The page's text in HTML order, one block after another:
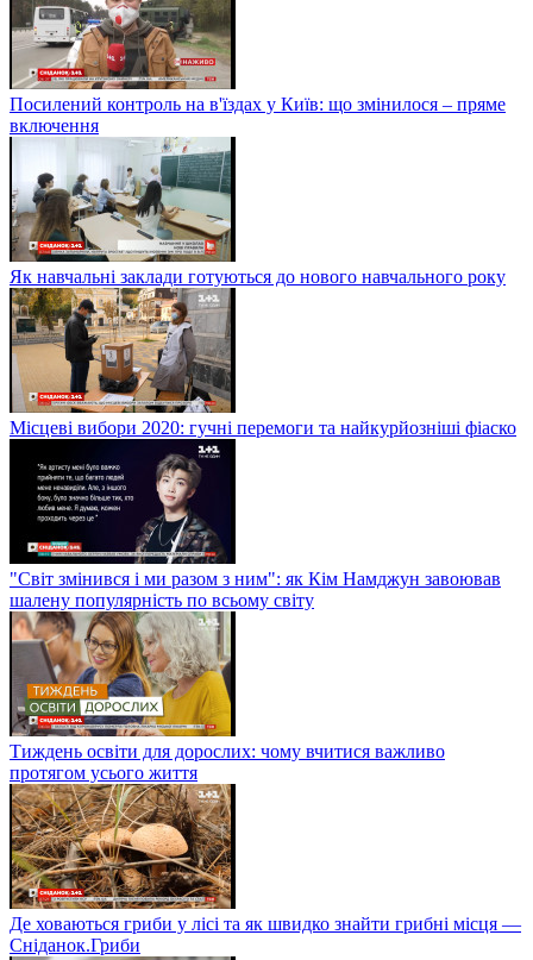
Посилений контроль на в'їздах у Київ: що змінилося – пряме
включення
Як навчальні заклади готуються до нового навчального року
Місцеві вибори 2020: гучні перемоги та найкурйозніші фіаско
"Світ змінився і ми разом з ним": як Кім Намджун завоював
шалену популярність по всьому світу
Тиждень освіти для дорослих: чому вчитися важливо
протягом усього життя
Де ховаються гриби у лісі та як швидко знайти грибні місця —
Сніданок.Гриби